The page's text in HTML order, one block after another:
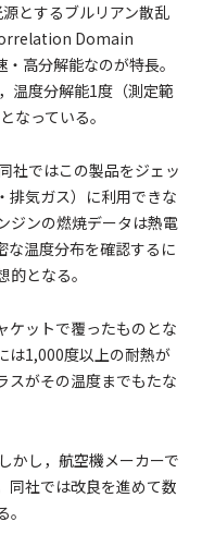
とするブルリアン散乱
Domain
高分解能なのが特長。
温度分解能1度（測定範
なっている。
同社ではこの製品をジェッ
排気ガス）に利用できな
ジンの燃焼データは熱電
な温度分布を確認するに
となる。
ケットで覆ったものとな
は1,000度以上の耐熱が
スがその温度までもたな
しかし，航空機メーカーで
同社では改良を進めて数